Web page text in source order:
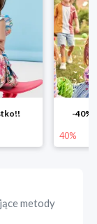
-40%
40%
metody